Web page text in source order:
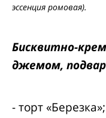
эссенция ромовая).
Бисквитно-
джемом,
- торт «Березка»;